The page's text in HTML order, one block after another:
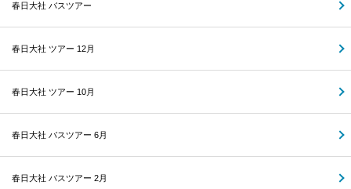
春日大社 バスツアー
春日大社 ツアー 12月
春日大社 ツアー 10月
春日大社 バスツアー 6月
春日大社 バスツアー 2月